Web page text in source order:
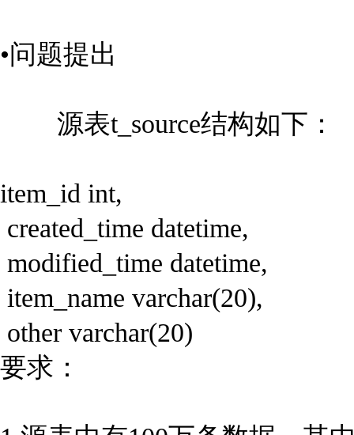
•问题提出
源表t_source结构如下：
item_id int,
created_time datetime,
modified_time datetime,
item_name varchar(20),
other varchar(20)
要求：